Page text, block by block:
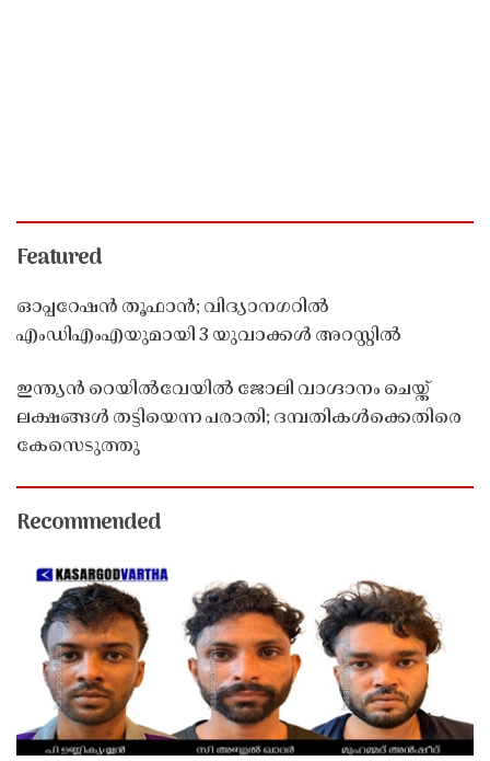
Featured
ഓപ്പറേഷൻ തൂഫാൻ; വിദ്യാനഗറിൽ
എംഡിഎംഎയുമായി 3 യുവാക്കൾ അറസ്റ്റിൽ
ഇന്ത്യൻ റെയിൽവേയിൽ ജോലി വാഗ്ദാനം ചെയ്ത്
ലക്ഷങ്ങൾ തട്ടിയെന്ന പരാതി; ദമ്പതികൾക്കെതിരെ
കേസെടുത്തു
Recommended